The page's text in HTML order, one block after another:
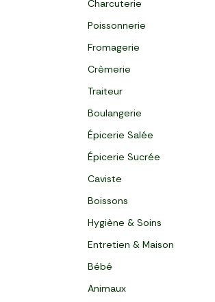
Charcuterie
Poissonnerie
Fromagerie
Crèmerie
Traiteur
Boulangerie
Épicerie Salée
Épicerie Sucrée
Caviste
Boissons
Hygiène & Soins
Entretien & Maison
Bébé
Animaux